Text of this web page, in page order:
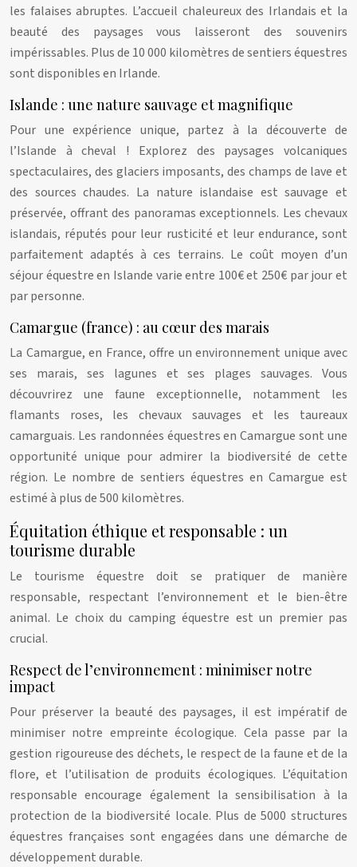
les falaises abruptes. L’accueil chaleureux des Irlandais et la
beauté des paysages vous laisseront des souvenirs
impérissables. Plus de 10 000 kilomètres de sentiers équestres
sont disponibles en Irlande.
Islande : une nature sauvage et magnifique
Pour une expérience unique, partez à la découverte de
l’Islande à cheval ! Explorez des paysages volcaniques
spectaculaires, des glaciers imposants, des champs de lave et
des sources chaudes. La nature islandaise est sauvage et
préservée, offrant des panoramas exceptionnels. Les chevaux
islandais, réputés pour leur rusticité et leur endurance, sont
parfaitement adaptés à ces terrains. Le coût moyen d’un
séjour équestre en Islande varie entre 100€ et 250€ par jour et
par personne.
Camargue (france) : au cœur des marais
La Camargue, en France, offre un environnement unique avec
ses marais, ses lagunes et ses plages sauvages. Vous
découvrirez une faune exceptionnelle, notamment les
flamants roses, les chevaux sauvages et les taureaux
camarguais. Les randonnées équestres en Camargue sont une
opportunité unique pour admirer la biodiversité de cette
région. Le nombre de sentiers équestres en Camargue est
estimé à plus de 500 kilomètres.
Équitation éthique et responsable : un
tourisme durable
Le tourisme équestre doit se pratiquer de manière
responsable, respectant l’environnement et le bien-être
animal. Le choix du camping équestre est un premier pas
crucial.
Respect de l’environnement : minimiser notre
impact
Pour préserver la beauté des paysages, il est impératif de
minimiser notre empreinte écologique. Cela passe par la
gestion rigoureuse des déchets, le respect de la faune et de la
flore, et l’utilisation de produits écologiques. L’équitation
responsable encourage également la sensibilisation à la
protection de la biodiversité locale. Plus de 5000 structures
équestres françaises sont engagées dans une démarche de
développement durable.